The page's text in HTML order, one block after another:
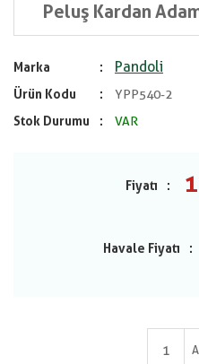
Peluş Kardan
Marka Pandoli
Ürün Kodu
YPP540-2
Stok Durumu
VAR
Fiyatı
Havale Fiyatı